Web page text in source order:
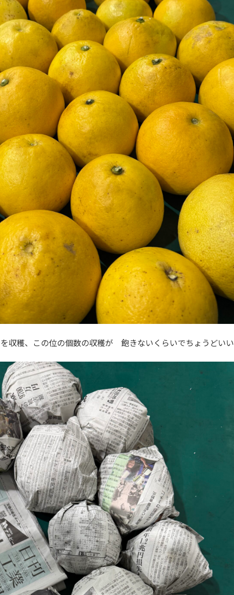
収穫、この位の個数の収穫が 飽きないくらいでちょうどいい